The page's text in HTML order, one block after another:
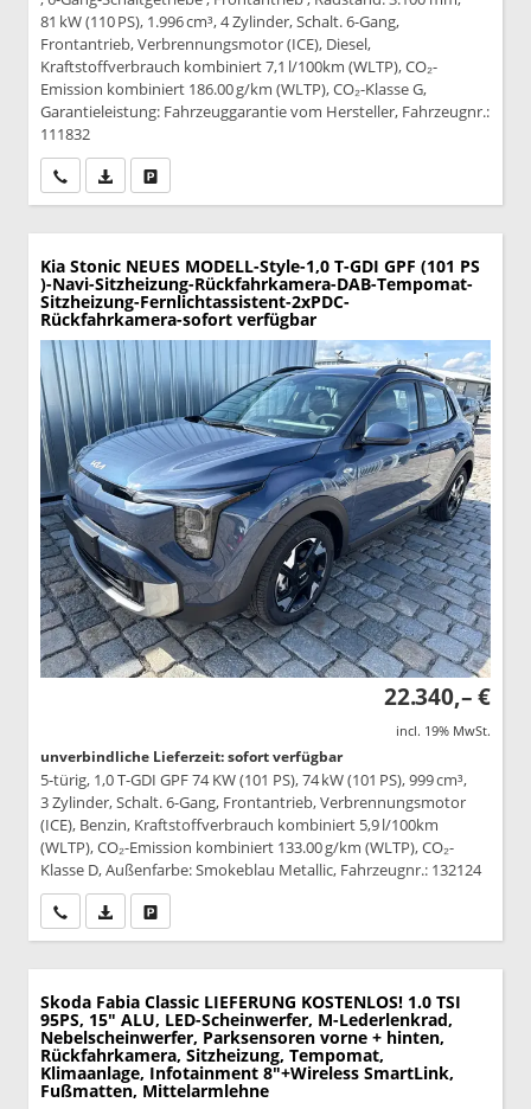
81 kW (110 PS), 1.996 cm³, 4 Zylinder, Schalt. 6-Gang,
Frontantrieb, Verbrennungsmotor (ICE), Diesel,
Kraftstoffverbrauch kombiniert 7,1 l/100km (WLTP), CO₂-
Emission kombiniert 186.00 g/km (WLTP), CO₂-Klasse G,
Garantieleistung: Fahrzeuggarantie vom Hersteller, Fahrzeugnr.:
111832
Wir rufen Sie anPDF-Datei, Fahrzeugexposé drucken
Kia Stonic NEUES MODELL-Style-1,0 T-GDI GPF (101 PS
)-Navi-Sitzheizung-Rückfahrkamera-DAB-Tempomat-
Sitzheizung-Fernlichtassistent-2xPDC-
Rückfahrkamera-sofort verfügbar
22.340,– €
incl. 19% MwSt.
unverbindliche Lieferzeit: sofort verfügbar
5-türig, 1,0 T-GDI GPF 74 KW (101 PS), 74 kW (101 PS), 999 cm³,
3 Zylinder, Schalt. 6-Gang, Frontantrieb, Verbrennungsmotor
(ICE), Benzin, Kraftstoffverbrauch kombiniert 5,9 l/100km
(WLTP), CO₂-Emission kombiniert 133.00 g/km (WLTP), CO₂-
Klasse D, Außenfarbe: Smokeblau Metallic, Fahrzeugnr.: 132124
Wir rufen Sie anPDF-Datei, Fahrzeugexposé drucken
Skoda Fabia Classic LIEFERUNG KOSTENLOS! 1.0 TSI
95PS, 15" ALU, LED-Scheinwerfer, M-Lederlenkrad,
Nebelscheinwerfer, Parksensoren vorne + hinten,
Rückfahrkamera, Sitzheizung, Tempomat,
Klimaanlage, Infotainment 8"+Wireless SmartLink,
Fußmatten, Mittelarmlehne